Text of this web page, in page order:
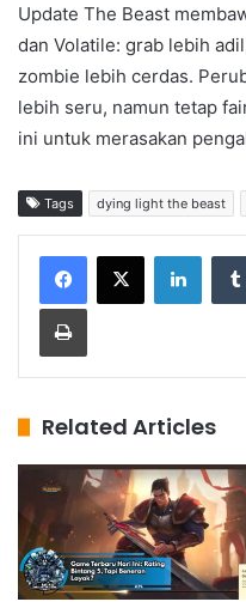
Update The Beast
dan Volatile: grab lebih
zombie lebih cerdas.
lebih seru, namun tetap
ini untuk merasakan
Tags dying light the beast
Related Articles